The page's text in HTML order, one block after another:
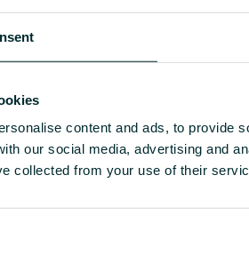
content and ads, to provide
our social media, advertising and
collected from your use of their